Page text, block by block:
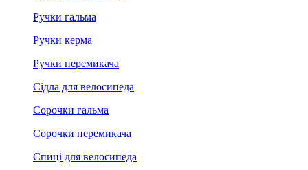
Ручки гальма
Ручки керма
Ручки перемикача
Сідла для велосипеда
Сорочки гальма
Сорочки перемикача
Спиці для велосипеда